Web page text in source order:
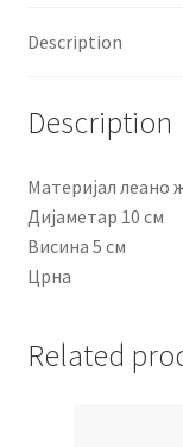
Description
Description
Материјал ‎леано
Дијаметар 10 см
Висина 5 см
Црна
Related